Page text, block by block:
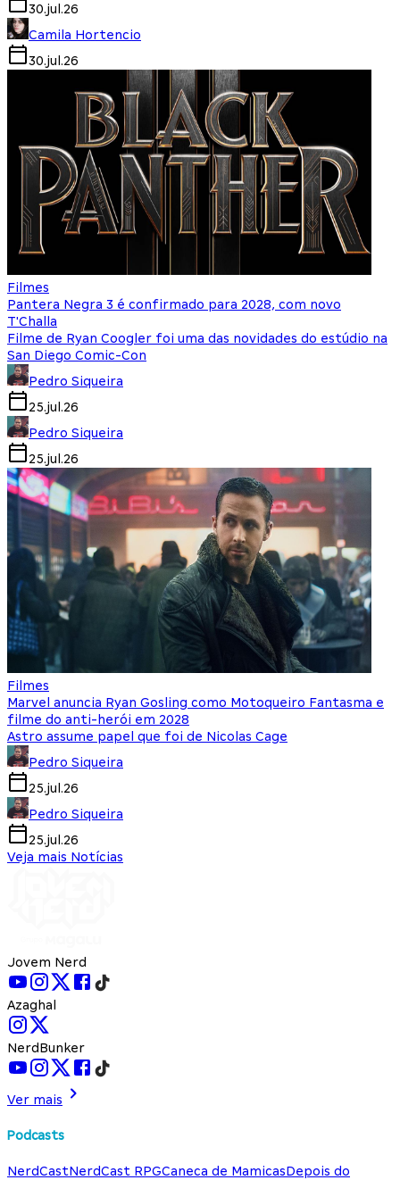
30.jul.26
Camila Hortencio
30.jul.26
Filmes
Pantera Negra 3 é confirmado para 2028, com novo
T'Challa
Filme de Ryan Coogler foi uma das novidades do estúdio na
San Diego Comic-Con
Pedro Siqueira
25.jul.26
Pedro Siqueira
25.jul.26
Filmes
Marvel anuncia Ryan Gosling como Motoqueiro Fantasma e
filme do anti-herói em 2028
Astro assume papel que foi de Nicolas Cage
Pedro Siqueira
25.jul.26
Pedro Siqueira
25.jul.26
Veja mais Notícias
Jovem Nerd
Azaghal
NerdBunker
Ver mais
Podcasts
NerdCastNerdCast RPGCaneca de MamicasDepois do